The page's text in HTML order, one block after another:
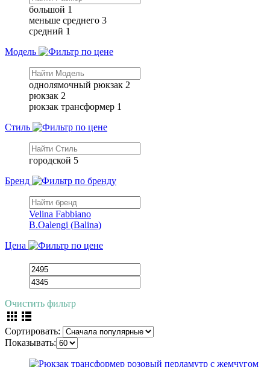
большой 1
меньше среднего 3
средний 1
Модель
однолямочный рюкзак 2
рюкзак 2
рюкзак трансформер 1
Стиль
городской 5
Бренд
Velina Fabbiano
B.Oalengi (Balina)
Цена
Очистить фильтр
Сортировать:
Показывать: